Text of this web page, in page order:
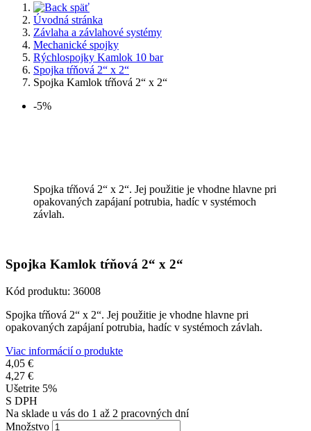
späť
Úvodná stránka
Závlaha a závlahové systémy
Mechanické spojky
Rýchlospojky Kamlok 10 bar
Spojka tŕňová 2“ x 2“
Spojka Kamlok tŕňová 2“ x 2“
-5%
Spojka tŕňová 2“ x 2“. Jej použitie je vhodne hlavne pri
opakovaných zapájaní potrubia, hadíc v systémoch
závlah.
Spojka Kamlok tŕňová 2“ x 2“
Kód produktu: 36008
Spojka tŕňová 2“ x 2“. Jej použitie je vhodne hlavne pri
opakovaných zapájaní potrubia, hadíc v systémoch závlah.
Viac informácií o produkte
4,05 €
4,27 €
Ušetrite 5%
S DPH
Na sklade u vás do 1 až 2 pracovných dní
Množstvo